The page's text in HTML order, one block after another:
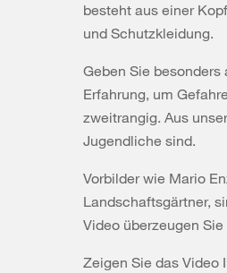
besteht aus einer
und Schutzkleidung.
Geben Sie
Erfahrung, um
zweitrangig. Aus
Jugendliche sind.
Vorbilder wie Mario
Landschaftsgärtner,
Video überzeugen
Zeigen Sie das Video